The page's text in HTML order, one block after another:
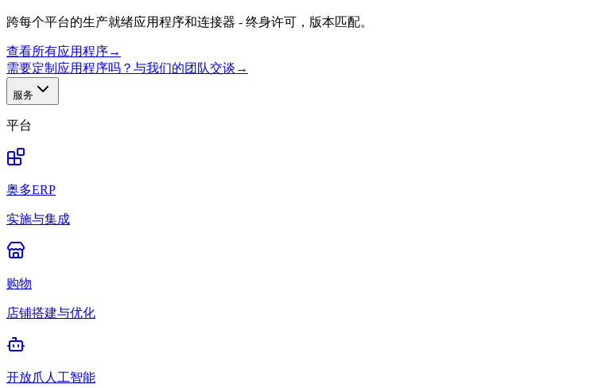
跨每个平台的生产就绪应用程序和连接器 - 终身许可，版本匹配。
查看所有应用程序→
需要定制应用程序吗？与我们的团队交谈 →
服务
平台
奥多ERP
实施与集成
购物
店铺搭建与优化
开放爪人工智能